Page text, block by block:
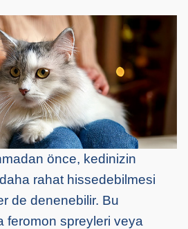
önce, kedinizin
rahat hissedebilmesi
de denenebilir. Bu
feromon spreyleri veya